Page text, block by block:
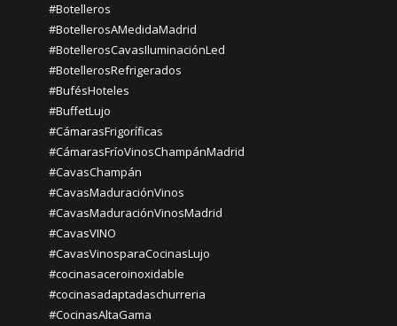
#Botelleros
#BotellerosAMedidaMadrid
#BotellerosCavasIluminaciónLed
#BotellerosRefrigerados
#BufésHoteles
#BuffetLujo
#CámarasFrigoríficas
#CámarasFríoVinosChampánMadrid
#CavasChampán
#CavasMaduraciónVinos
#CavasMaduraciónVinosMadrid
#CavasVINO
#CavasVinosparaCocinasLujo
#cocinasaceroinoxidable
#cocinasadaptadaschurreria
#CocinasAltaGama